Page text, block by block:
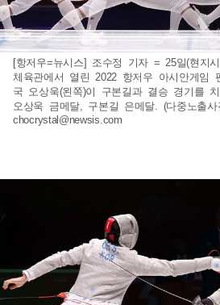
[항저우=뉴시스] 조수정 기자 = 25일(현지
체육관에서 열린 2022 항저우 아시안게임
국 오상욱(왼쪽)이 구본길과 결승 경기를
오상욱 금메달, 구본길 은메달. (다중노출사
chocrystal@newsis.com